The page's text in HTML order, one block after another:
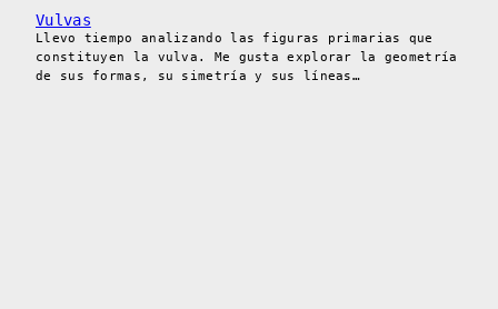
Vulvas
Llevo tiempo analizando las figuras primarias que
constituyen la vulva. Me gusta explorar la geometría
de sus formas, su simetría y sus líneas…